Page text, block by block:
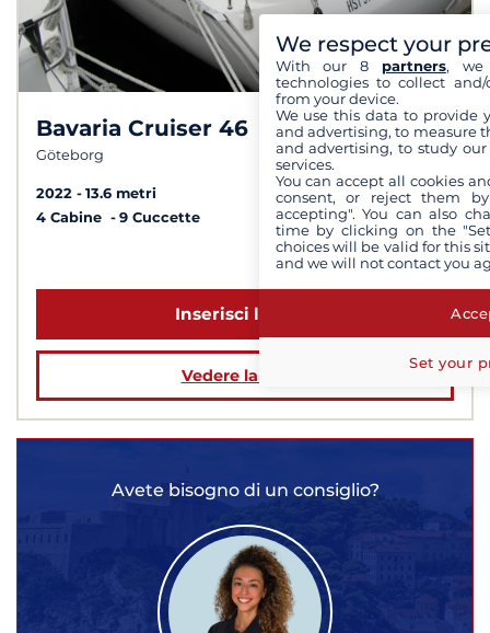
Bavaria Cruiser 46
Göteborg
7,8 /10
2022
13.6 metri
4 Cabine
9 Cuccette
a partire da 5 000 €
Inserisci le date
Vedere la barca
Avete bisogno di un consiglio?
We respect your
With our 8 partners, we
technologies to collect
from your device.
We use this data to provide
and advertising, to measure
and advertising, to study
services.
You can accept all cookies
consent, or reject them
accepting". You can also
time by clicking on the
choices will be valid for this
and we will not contact you
Set your